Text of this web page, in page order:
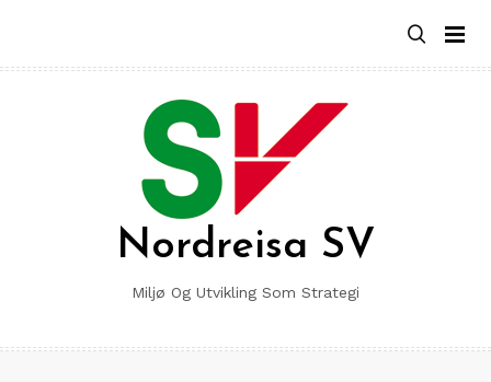
content
Nordreisa SV
Miljø Og Utvikling Som Strategi